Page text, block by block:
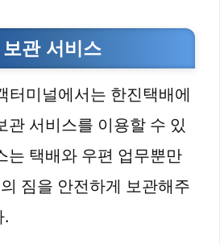
관 서비스
터미널에서는 한진택배에
관 서비스를 이용할 수 있
는 택배와 우편 업무뿐만
짐을 안전하게 보관해주
.